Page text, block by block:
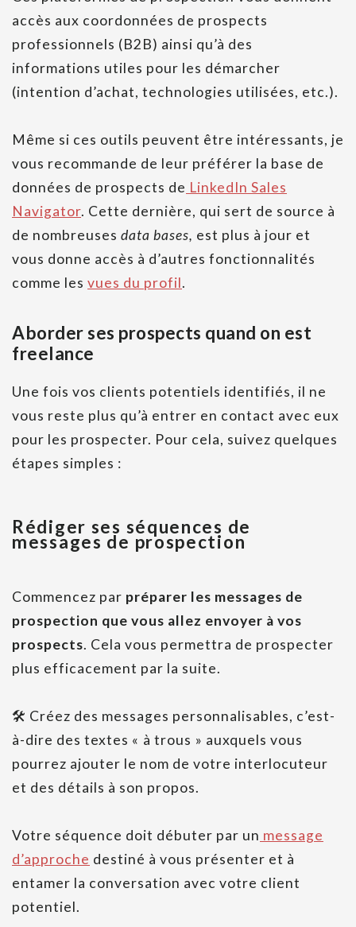
accès aux coordonnées de prospects
professionnels (B2B) ainsi qu’à des
informations utiles pour les démarcher
(intention d’achat, technologies utilisées, etc.).
Même si ces outils peuvent être intéressants, je
vous recommande de leur préférer la base de
données de prospects de LinkedIn Sales
Navigator. Cette dernière, qui sert de source à
de nombreuses data bases, est plus à jour et
vous donne accès à d’autres fonctionnalités
comme les vues du profil.
Aborder ses prospects quand on est
freelance
Une fois vos clients potentiels identifiés, il ne
vous reste plus qu’à entrer en contact avec eux
pour les prospecter. Pour cela, suivez quelques
étapes simples :
Rédiger ses séquences de
messages de prospection
Commencez par préparer les messages de
prospection que vous allez envoyer à vos
prospects. Cela vous permettra de prospecter
plus efficacement par la suite.
🛠 Créez des messages personnalisables, c’est-
à-dire des textes « à trous » auxquels vous
pourrez ajouter le nom de votre interlocuteur
et des détails à son propos.
Votre séquence doit débuter par un message
d’approche destiné à vous présenter et à
entamer la conversation avec votre client
potentiel.